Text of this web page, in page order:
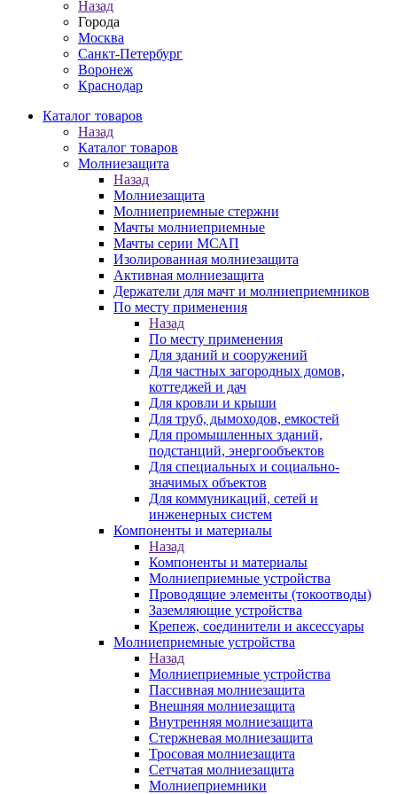
Назад
Города
Москва
Санкт-Петербург
Воронеж
Краснодар
Каталог товаров
Назад
Каталог товаров
Молниезащита
Назад
Молниезащита
Молниеприемные стержни
Мачты молниеприемные
Мачты серии МСАП
Изолированная молниезащита
Активная молниезащита
Держатели для мачт и молниеприемников
По месту применения
Назад
По месту применения
Для зданий и сооружений
Для частных загородных домов,
коттеджей и дач
Для кровли и крыши
Для труб, дымоходов, емкостей
Для промышленных зданий,
подстанций, энергообъектов
Для специальных и социально-
значимых объектов
Для коммуникаций, сетей и
инженерных систем
Компоненты и материалы
Назад
Компоненты и материалы
Молниеприемные устройства
Проводящие элементы (токоотводы)
Заземляющие устройства
Крепеж, соединители и аксессуары
Молниеприемные устройства
Назад
Молниеприемные устройства
Пассивная молниезащита
Внешняя молниезащита
Внутренняя молниезащита
Стержневая молниезащита
Тросовая молниезащита
Сетчатая молниезащита
Молниеприемники